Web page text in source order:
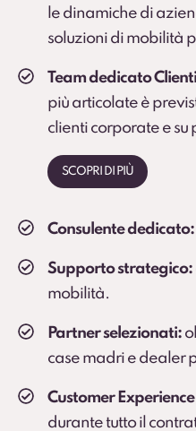
le dinamiche di
soluzioni di mobilità
Team dedicato
più articolate è
clienti corporate e su
SCOPRI DI PIÙ
Consulente dedicato:
Supporto strategico:
mobilità.
Partner selezionati:
case madri e dealer
Customer
durante tutto il